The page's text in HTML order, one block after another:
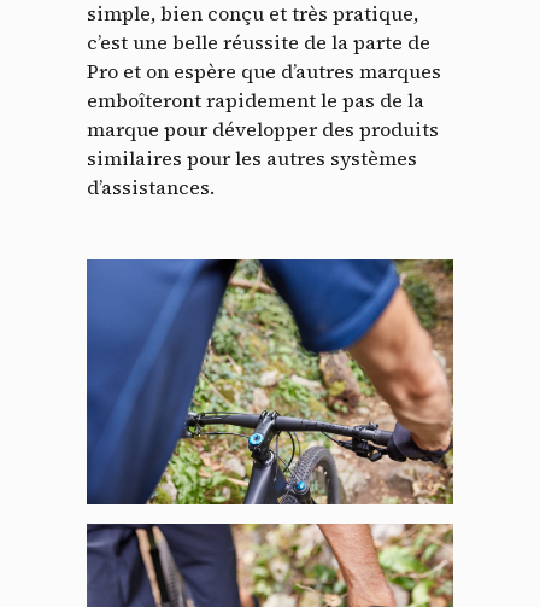
simple, bien conçu et très pratique,
c’est une belle réussite de la parte de
Pro et on espère que d’autres marques
emboîteront rapidement le pas de la
marque pour développer des produits
similaires pour les autres systèmes
d’assistances.